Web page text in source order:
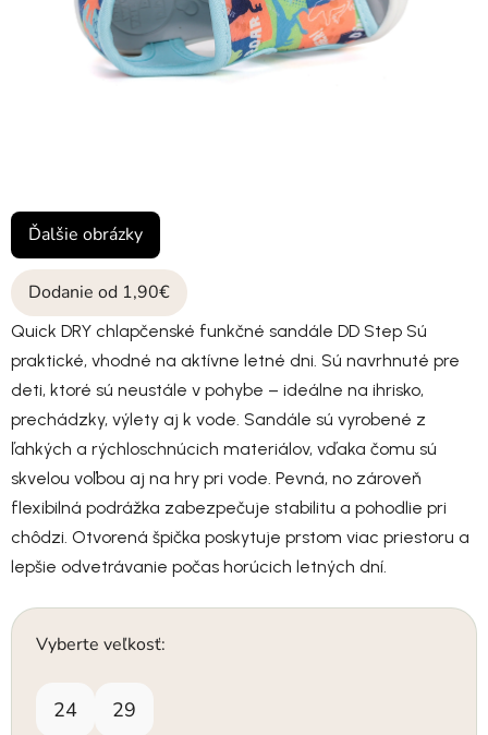
Dodanie od 1,90€
Quick DRY chlapčenské funkčné sandále DD Step Sú
praktické, vhodné na aktívne letné dni. Sú navrhnuté pre
deti, ktoré sú neustále v pohybe – ideálne na ihrisko,
prechádzky, výlety aj k vode. Sandále sú vyrobené z
ľahkých a rýchloschnúcich materiálov, vďaka čomu sú
skvelou voľbou aj na hry pri vode. Pevná, no zároveň
flexibilná podrážka zabezpečuje stabilitu a pohodlie pri
chôdzi. Otvorená špička poskytuje prstom viac priestoru a
lepšie odvetrávanie počas horúcich letných dní.
Vyberte veľkosť:
24 29
Ďalšie obrázky